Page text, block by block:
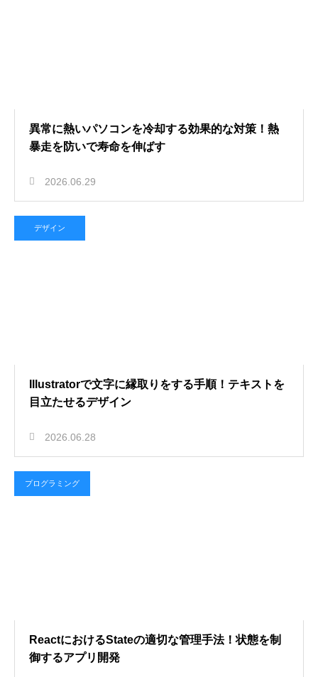
異常に熱いパソコンを冷却する効果的な対策！熱
暴走を防いで寿命を伸ばす
2026.06.29
デザイン
Illustratorで文字に縁取りをする手順！テキストを
目立たせるデザイン
2026.06.28
プログラミング
ReactにおけるStateの適切な管理手法！状態を制
御するアプリ開発